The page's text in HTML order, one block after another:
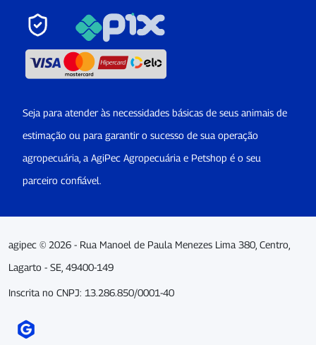
Seja para atender às necessidades básicas de seus animais de
estimação ou para garantir o sucesso de sua operação
agropecuária, a AgiPec Agropecuária e Petshop é o seu
parceiro confiável.
agipec © 2026 - Rua Manoel de Paula Menezes Lima 380, Centro,
Lagarto - SE, 49400-149
Inscrita no CNPJ: 13.286.850/0001-40